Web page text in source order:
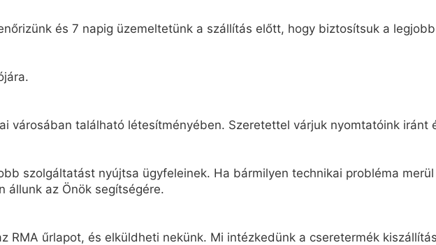
és 7 napig üzemeltetünk a szállítás előtt, hogy biztosítsuk a
városában található létesítményében. Szeretettel várjuk nyomtatóink iránt
szolgáltatást nyújtsa ügyfeleinek. Ha bármilyen technikai probléma
állunk az Önök segítségére.
RMA űrlapot, és elküldheti nekünk. Mi intézkedünk a cseretermék